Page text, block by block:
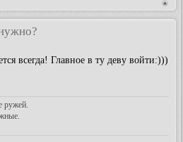
всегда! Главное в ту деву войти:)))
ружей.